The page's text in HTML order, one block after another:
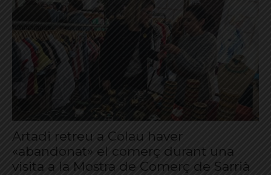
Artadi retreu a Colau haver
«abandonat» el comerç durant una
visita a la Mostra de Comerç de Sarrià